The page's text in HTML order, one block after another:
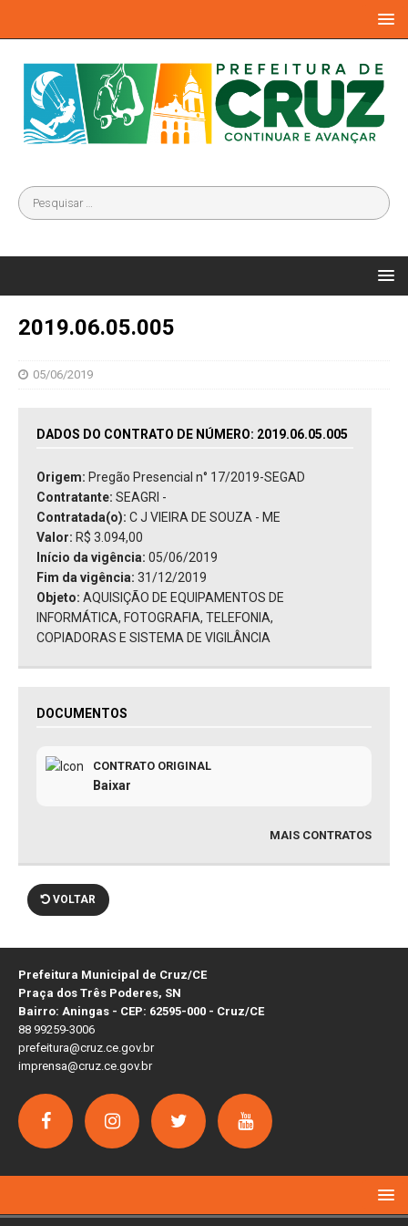
2019.06.05.005
05/06/2019
DADOS DO CONTRATO DE NÚMERO: 2019.06.05.005
Origem: Pregão Presencial n° 17/2019-SEGAD
Contratante: SEAGRI -
Contratada(o): C J VIEIRA DE SOUZA - ME
Valor: R$ 3.094,00
Início da vigência: 05/06/2019
Fim da vigência: 31/12/2019
Objeto: AQUISIÇÃO DE EQUIPAMENTOS DE
INFORMÁTICA, FOTOGRAFIA, TELEFONIA,
COPIADORAS E SISTEMA DE VIGILÂNCIA
DOCUMENTOS
CONTRATO ORIGINAL
Baixar
MAIS CONTRATOS
VOLTAR
Prefeitura Municipal de Cruz/CE
Praça dos Três Poderes, SN
Bairro: Aningas - CEP: 62595-000 - Cruz/CE
88 99259-3006
prefeitura@cruz.ce.gov.br
imprensa@cruz.ce.gov.br